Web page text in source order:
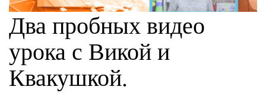
Два пробных видео
урока с Викой и
Квакушкой.